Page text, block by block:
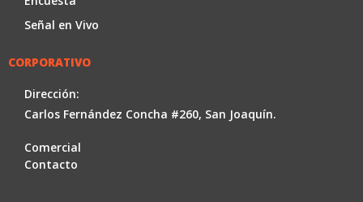
Señal en Vivo
CORPORATIVO
Dirección:
Carlos Fernández Concha #260, San Joaquín.
Comercial
Contacto